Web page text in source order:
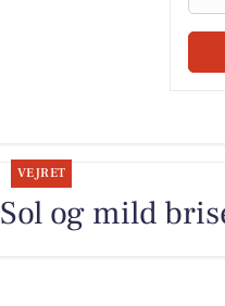
VEJRET
Sol og mild